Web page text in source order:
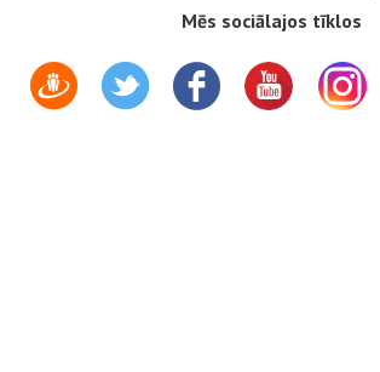
Mēs sociālajos tīklos